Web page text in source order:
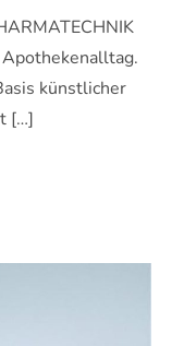
künstlicher
[…]